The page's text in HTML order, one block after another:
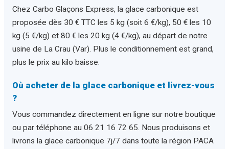
Chez Carbo Glaçons Express, la glace carbonique est
proposée dès 30 € TTC les 5 kg (soit 6 €/kg), 50 € les 10
kg (5 €/kg) et 80 € les 20 kg (4 €/kg), au départ de notre
usine de La Crau (Var). Plus le conditionnement est grand,
plus le prix au kilo baisse.
Où acheter de la glace carbonique et livrez-vous
?
Vous commandez directement en ligne sur notre boutique
ou par téléphone au 06 21 16 72 65. Nous produisons et
livrons la glace carbonique 7j/7 dans toute la région PACA